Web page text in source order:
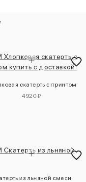
скатерть с принтом
4920 ₽
из льняной смеси